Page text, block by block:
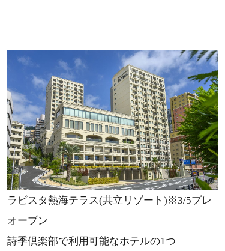
ラビスタ熱海テラス(共立リゾート)※3/5プレ
オープン
詩季倶楽部で利用可能なホテルの1つ